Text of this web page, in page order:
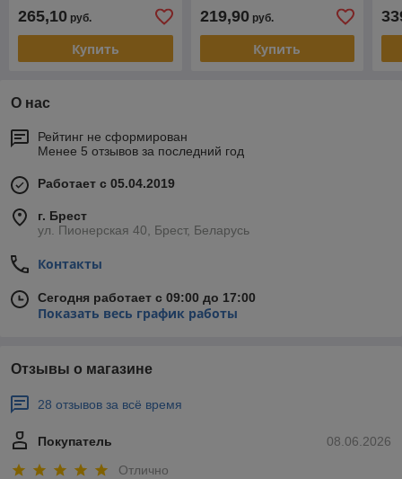
265,10 руб.
Купить
219,90руб.
Купить
О нас
Рейтинг не сформирован
Менее 5 отзывов за последний год
Работает с 05.04.2019
г. Брест
ул. Пионерская 40, Брест, Беларусь
Контакты
Сегодня работает с 09:00 до 17:00
Показать весь график работы
Отзывы о магазине
28 отзывов за всё время
08.06.2026
Покупатель
Отлично